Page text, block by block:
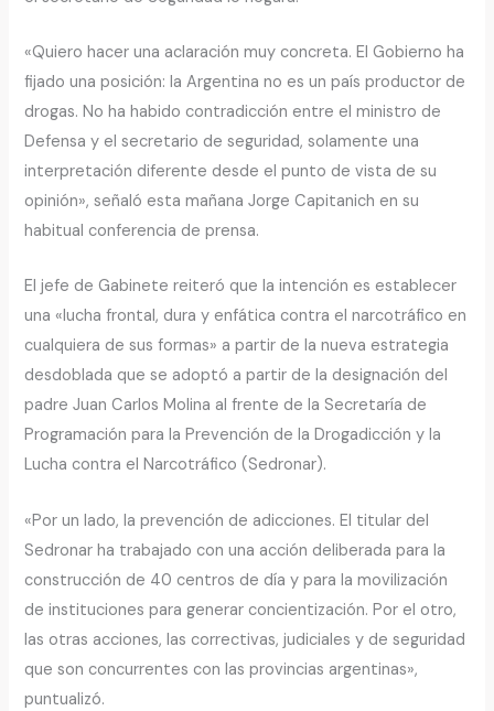
«Quiero hacer una aclaración muy concreta. El Gobierno ha
fijado una posición: la Argentina no es un país productor de
drogas. No ha habido contradicción entre el ministro de
Defensa y el secretario de seguridad, solamente una
interpretación diferente desde el punto de vista de su
opinión», señaló esta mañana Jorge Capitanich en su
habitual conferencia de prensa.
El jefe de Gabinete reiteró que la intención es establecer
una «lucha frontal, dura y enfática contra el narcotráfico en
cualquiera de sus formas» a partir de la nueva estrategia
desdoblada que se adoptó a partir de la designación del
padre Juan Carlos Molina al frente de la Secretaría de
Programación para la Prevención de la Drogadicción y la
Lucha contra el Narcotráfico (Sedronar).
«Por un lado, la prevención de adicciones. El titular del
Sedronar ha trabajado con una acción deliberada para la
construcción de 40 centros de día y para la movilización
de instituciones para generar concientización. Por el otro,
las otras acciones, las correctivas, judiciales y de seguridad
que son concurrentes con las provincias argentinas»,
puntualizó.